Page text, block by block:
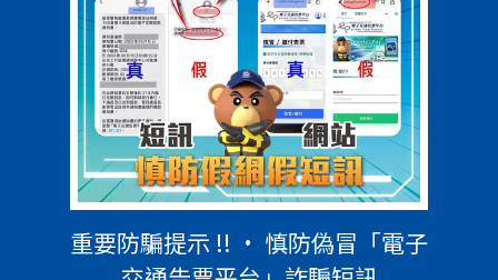
重要防騙提示 !! • 慎防偽冒「電子